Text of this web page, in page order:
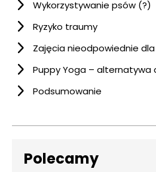
Wykorzystywanie psów (?)
Ryzyko traumy
Zajęcia nieodpowiednie
Puppy Yoga – alternatywa
Podsumowanie
Polecamy